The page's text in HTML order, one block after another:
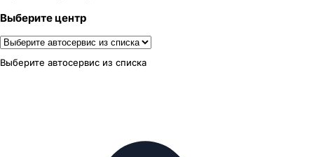
Выберите центр
Выберите автосервис из списка